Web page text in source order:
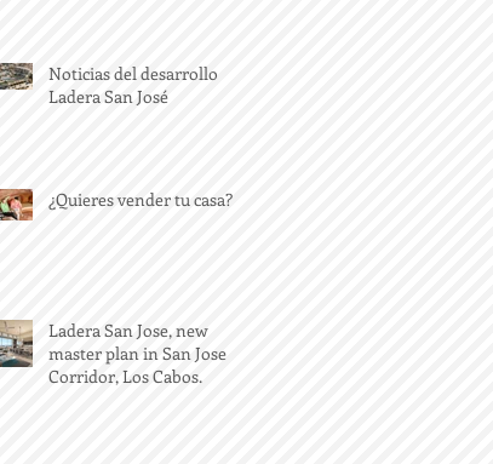
Noticias del desarrollo
Ladera San José
¿Quieres vender tu casa?
Ladera San Jose, new
master plan in San Jose
Corridor, Los Cabos.